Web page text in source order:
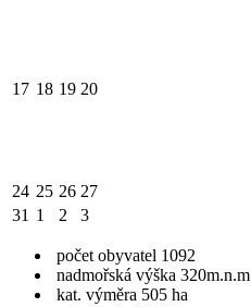
17 18 19 20
24 25 26 27
31 1 2 3
počet obyvatel 1092
nadmořská výška 320m.n.m
kat. výměra 505 ha